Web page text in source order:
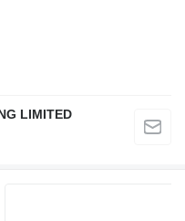
LIMITED